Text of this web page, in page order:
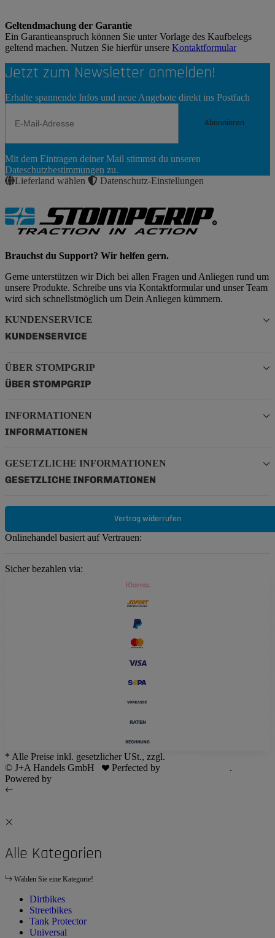
Geltendmachung der Garantie
Ein Garantieanspruch können Sie unter Vorlage des Kaufbelegs
geltend machen. Nutzen Sie hierfür unsere Kontaktformular
Jetzt zum Newsletter anmelden!
Erhalte spannende Infos und neue Angebote direkt ins Postfach
Abonnieren
Abonnieren
Mit dem Eintragen deiner Mail stimmst du unseren
Dateschutzbestimmungen zu.
Lieferland wählen
Datenschutz-Einstellungen
Brauchst du Support? Wir helfen gern.
Gerne unterstützen wir Dich bei allen Fragen und Anliegen rund um
unsere Produkte. Schreibe uns via Kontaktformular und unser Team
wird sich schnellstmöglich um Dein Anliegen kümmern.
KUNDENSERVICE
KUNDENSERVICE
ÜBER STOMPGRIP
ÜBER STOMPGRIP
INFORMATIONEN
INFORMATIONEN
GESETZLICHE INFORMATIONEN
GESETZLICHE INFORMATIONEN
Vertrag widerrufen
Onlinehandel basiert auf Vertrauen:
Sicher bezahlen via:
* Alle Preise inkl. gesetzlicher USt., zzgl.
© J+A Handels GmbH
Perfected by
.
Powered by
Alle Kategorien
Wählen Sie eine Kategorie!
Dirtbikes
Streetbikes
Tank Protector
Universal